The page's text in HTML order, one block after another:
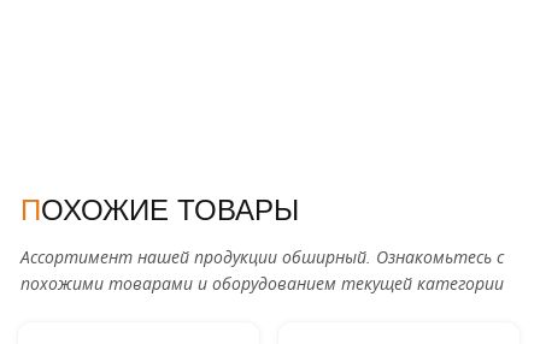
ПОХОЖИЕ ТОВАРЫ
Ассортимент нашей продукции обширный. Ознакомьтесь с
похожими товарами и оборудованием текущей категории